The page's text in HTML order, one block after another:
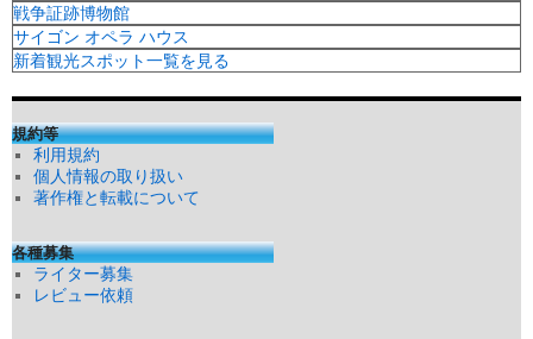
戦争証跡博物館
サイゴン オペラ ハウス
新着観光スポット一覧を見る
規約等
利用規約
個人情報の取り扱い
著作権と転載について
各種募集
ライター募集
レビュー依頼